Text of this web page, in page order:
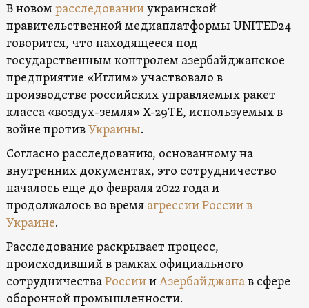
В новомрасследованииукраинской
правительственной медиаплатформы UNITED24
говорится, что находящееся под
государственным контролем азербайджанское
предприятие «Иглим» участвовало в
производстве российских управляемых ракет
класса «воздух-земля» Х-29ТЕ, используемых в
войне противУкраины.
Согласно расследованию, основанному на
внутренних документах, это сотрудничество
началось еще до февраля 2022 года и
продолжалось во время агрессии России в
Украине.
Расследование раскрывает процесс,
происходивший в рамках официального
сотрудничестваРоссиииАзербайджанав сфере
оборонной промышленности.